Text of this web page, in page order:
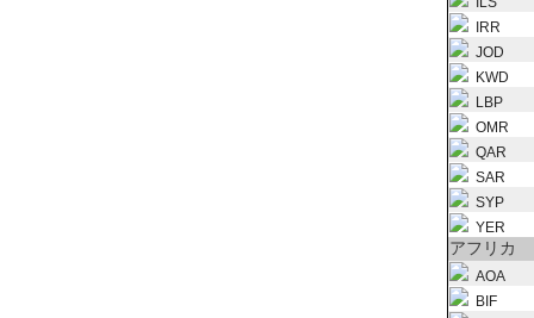
IRR
JOD
KWD
LBP
OMR
QAR
SAR
SYP
YER
アフリカ
AOA
BIF